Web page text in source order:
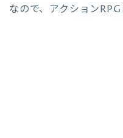
なので、アクション